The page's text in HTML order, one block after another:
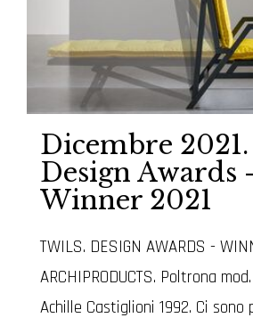
Dicembre
Design Awards -
Winner 2021
TWILS. DESIGN AWARDS -
ARCHIPRODUCTS. Poltrona
Achille Castiglioni 1992. Ci sono